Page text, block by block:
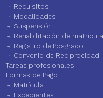
Requisitos
Modalidades
Suspensión
Rehabilitación de matrícula
Registro de Posgrado
Convenio de Reciprocidad
Tareas profesionales
Formas de Pago
Matrícula
Expedientes